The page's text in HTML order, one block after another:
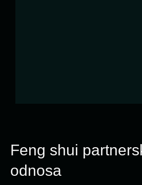
Feng shui
odnosa